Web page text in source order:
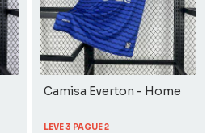
Camisa Everton - Home
LEVE 3 PAGUE 2